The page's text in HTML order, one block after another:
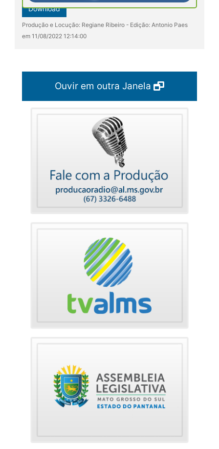
Download
Produção e Locução: Regiane Ribeiro - Edição: Antonio Paes
em 11/08/2022 12:14:00
Ouvir em outra Janela